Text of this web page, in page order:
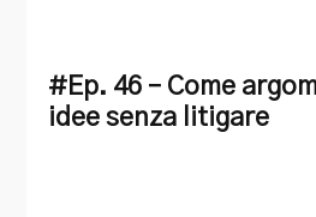
#Ep. 46 – Come
idee senza litigare